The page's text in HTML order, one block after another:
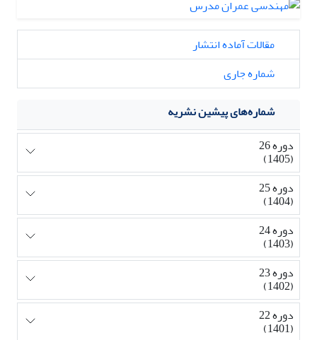
مقالات آماده انتشار
شماره جاری
شماره‌های پیشین نشریه
دوره 26
(1405)
دوره 25
(1404)
دوره 24
(1403)
دوره 23
(1402)
دوره 22
(1401)